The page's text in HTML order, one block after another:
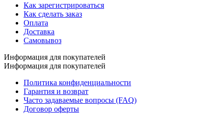
Как зарегистрироваться
Как сделать заказ
Оплата
Доставка
Самовывоз
Информация для покупателей
Информация для покупателей
Политика конфиденциальности
Гарантия и возврат
Часто задаваемые вопросы (FAQ)
Договор оферты